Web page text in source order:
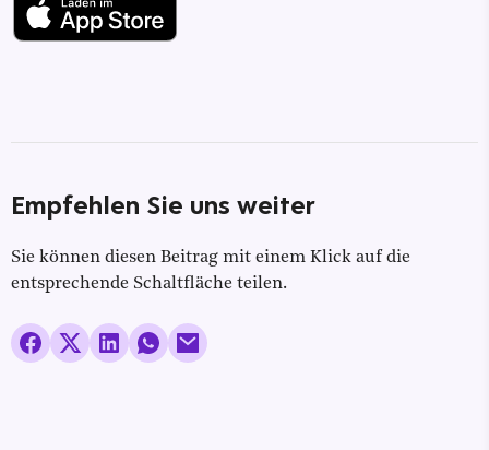
Empfehlen Sie uns weiter
Sie können diesen Beitrag mit einem Klick auf die
entsprechende Schaltfläche teilen.